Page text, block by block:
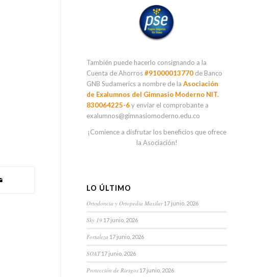
También puede hacerlo consignando a la
Cuenta de Ahorros#91000013770 de Banco
GNB Sudamerics a nombre de laAsociación
de Exalumnos del Gimnasio Moderno NIT.
830064225-6y enviar el comprobante a
exalumnos@gimnasiomoderno.edu.co
¡Comience a disfrutar los beneficios que ofrece
la Asociación!
LO ÚLTIMO
Ortodoncia y Ortopedia Maxilar 17 junio, 2026
Sky 19 17 junio, 2026
Fortaleza 17 junio, 2026
SOAT 17 junio, 2026
Protección de Riesgos 17 junio, 2026